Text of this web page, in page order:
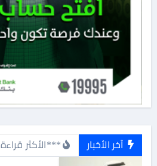
آخر الأخبار ***الأكثر قراءة